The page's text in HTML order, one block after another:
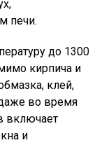
печи.
до 1300
кирпича и
клей,
во время
включает
и